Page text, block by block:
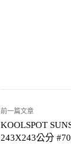
前一篇文章
KOOLSPOT
243X243公分